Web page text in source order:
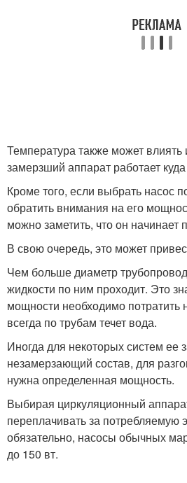
Температура также может влиять
замерзший аппарат работает
Кроме того, если выбрать насос
обратить внимания на его
можно заметить, что он начинает
В свою очередь, это может
Чем больше диаметр
жидкости по ним проходит. Это
мощности необходимо потратить
всегда по трубам течет вода.
Иногда для некоторых систем ее
незамерзающий состав, для
нужна определенная мощность.
Выбирая циркуляционный
переплачивать за потребляемую
обязательно, насосы обычных
до 150 вт.